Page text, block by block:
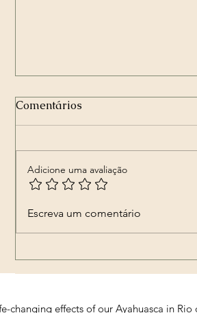
🎭✨ Firmeza de Carnaval –
Ritual Coletivo Exús e
Comentários
Adicione uma avaliação
Escreva um comentário
changing effects of our Ayahuasca in Rio